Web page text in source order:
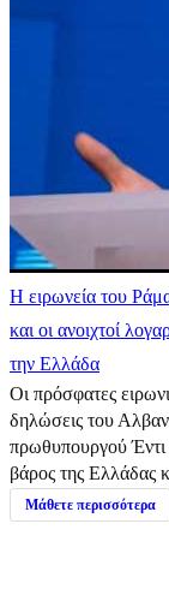
Η ειρωνεία του
και οι ανοιχτοί
την Ελλάδα
Οι πρόσφατες
δηλώσεις του
πρωθυπουργού Έντι
βάρος της Ελλάδας
Μάθετε περισσότερα